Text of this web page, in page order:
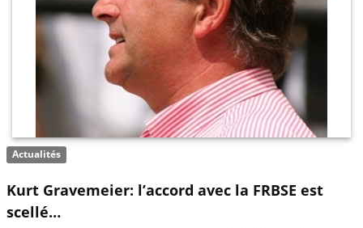
Actualités
Kurt Gravemeier: l’accord avec la FRBSE est
scellé…